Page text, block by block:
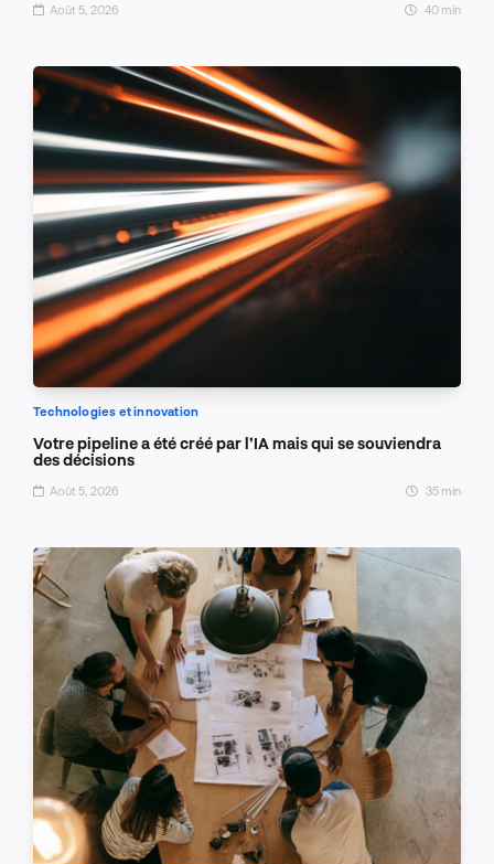
Août 5, 2026 40 min
Technologies et innovation
Votre pipeline a été créé par l’IA mais qui se souviendra
des décisions
Août 5, 2026 35 min